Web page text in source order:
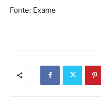
Fonte: Exame